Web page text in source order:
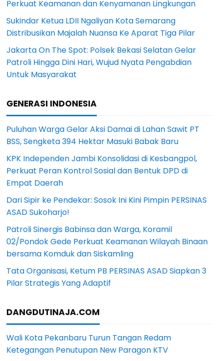
Perkuat Keamanan dan Kenyamanan Lingkungan
Sukindar Ketua LDII Ngaliyan Kota Semarang
Distribusikan Majalah Nuansa Ke Aparat Tiga Pilar
Jakarta On The Spot: Polsek Bekasi Selatan Gelar
Patroli Hingga Dini Hari, Wujud Nyata Pengabdian
Untuk Masyarakat
GENERASI INDONESIA
Puluhan Warga Gelar Aksi Damai di Lahan Sawit PT
BSS, Sengketa 394 Hektar Masuki Babak Baru
KPK Independen Jambi Konsolidasi di Kesbangpol,
Perkuat Peran Kontrol Sosial dan Bentuk DPD di
Empat Daerah
Dari Sipir ke Pendekar: Sosok Ini Kini Pimpin PERSINAS
ASAD Sukoharjo!
Patroli Sinergis Babinsa dan Warga, Koramil
02/Pondok Gede Perkuat Keamanan Wilayah Binaan
bersama Komduk dan Siskamling
Tata Organisasi, Ketum PB PERSINAS ASAD Siapkan 3
Pilar Strategis Yang Adaptif
DANGDUTINAJA.COM
Wali Kota Pekanbaru Turun Tangan Redam
Ketegangan Penutupan New Paragon KTV